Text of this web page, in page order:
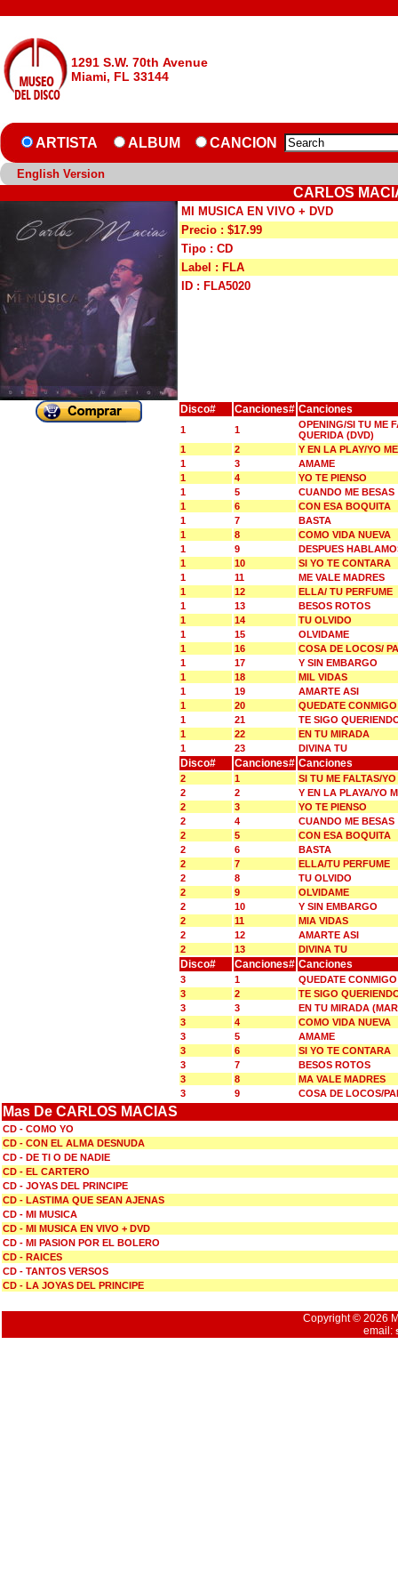
1291 S.W. 70th Avenue
Miami, FL 33144
ARTISTA ALBUM CANCION
English Version
CARLOS
MI MUSICA EN VIVO + DVD
Precio : $17.99
Tipo : CD
Label : FLA
ID : FLA5020
Disco# Canciones# Canciones
1 1
OPENING/SI TU ME
QUERIDA (DVD)
1
2
Y EN LA PLAY/YO
1
3
AMAME
1
4
YO TE PIENSO
1
5
CUANDO ME BESAS
1
6
CON ESA BOQUITA
1
7
BASTA
1
8
COMO VIDA NUEVA
1
9
DESPUES
1
10
SI YO TE CONTARA
1
11
ME VALE MADRES
1
12
ELLA/ TU PERFUME
1
13
BESOS ROTOS
1
14
TU OLVIDO
1
15
OLVIDAME
1
16
COSA DE LOCOS/
1
17
Y SIN EMBARGO
1
18
MIL VIDAS
1
19
AMARTE ASI
1
20
QUEDATE CONMIGO
1
21
TE SIGO
1
22
EN TU MIRADA
1
23 DIVINA TU
Disco# Canciones# Canciones
2 1
SI TU ME FALTAS/
2
2
Y EN LA PLAYA/YO
2
3
YO TE PIENSO
2
4
CUANDO ME BESAS
2
5
CON ESA BOQUITA
2
6
BASTA
2
7
ELLA/TU PERFUME
2
8
TU OLVIDO
2
9
OLVIDAME
2
10
Y SIN EMBARGO
2
11
MIA VIDAS
2
12
AMARTE ASI
2
13 DIVINA TU
Disco# Canciones# Canciones
3 1
QUEDATE
3
2
TE SIGO
3
3
EN TU MIRADA
3
4
COMO VIDA NUEVA
3
5
AMAME
3
6
SI YO TE CONTARA
3
7
BESOS ROTOS
3
8
MA VALE MADRES
3
9 COSA DE LOCOS/
Mas De CARLOS MACIAS
CD - COMO YO
CD - CON EL ALMA DESNUDA
CD - DE TI O DE NADIE
CD - EL CARTERO
CD - JOYAS DEL PRINCIPE
CD - LASTIMA QUE SEAN AJENAS
CD - MI MUSICA
CD - MI MUSICA EN VIVO + DVD
CD - MI PASION POR EL BOLERO
CD - RAICES
CD - TANTOS VERSOS
CD - LA JOYAS DEL PRINCIPE
Copyright © 2026
email: